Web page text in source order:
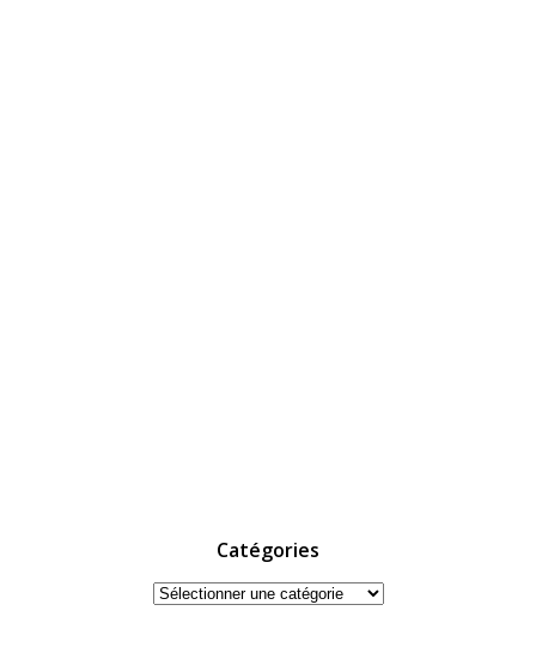
Catégories
Catégories